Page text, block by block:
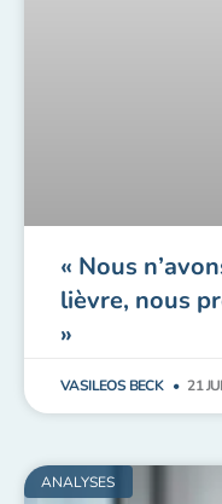
« Nous
lièvre, nous
»
VASILEOS BECK 21
ANALYSES